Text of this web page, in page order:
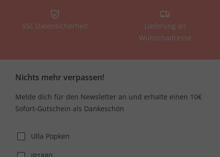
SSL Datensicherheit
Lieferung an
Wunschadresse
Nichts mehr verpassen!
Melde dich für den Newsletter an und erhalte einen 10€
Sofort-Gutschein als Dankeschön
Ulla Popken